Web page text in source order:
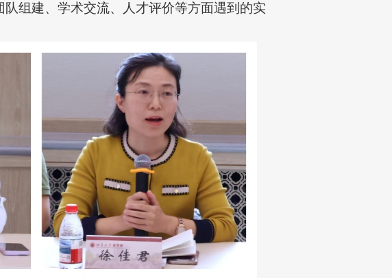
组建、学术交流、人才评价等方面遇到的实